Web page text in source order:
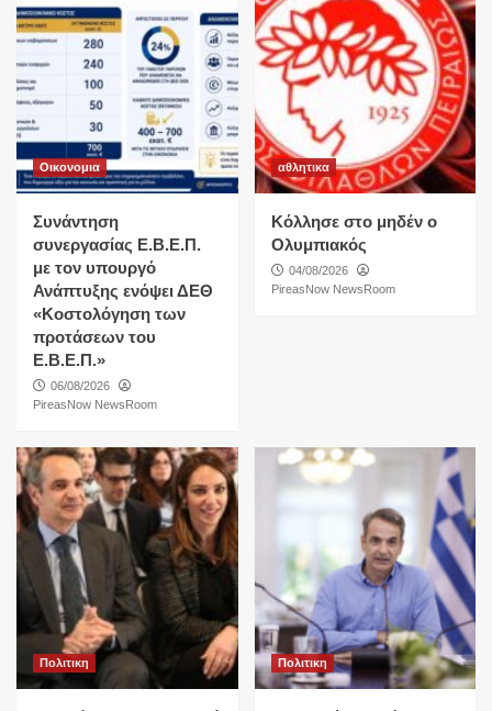
Οικονομια
Συνάντηση
συνεργασίας Ε.Β.Ε.Π.
με τον υπουργό
Ανάπτυξης ενόψει ΔΕΘ
«Κοστολόγηση των
προτάσεων του
Ε.Β.Ε.Π.»
06/08/2026
PireasNow NewsRoom
αθλητικα
Κόλλησε στο μηδέν ο
Ολυμπιακός
04/08/2026
PireasNow NewsRoom
Πολιτικη Πολιτικη